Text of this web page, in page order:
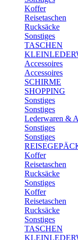
Koffer
Reisetaschen
Rucksäcke
Sonstiges
TASCHEN
Accessoires
Accessoires
SCHIRME
SHOPPING
Sonstiges
Sonstiges
Lederwaren &
Sonstiges
Sonstiges
Koffer
Reisetaschen
Rucksäcke
Sonstiges
Koffer
Reisetaschen
Rucksäcke
Sonstiges
TASCHEN